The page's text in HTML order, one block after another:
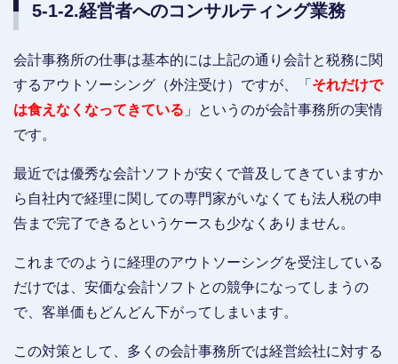
5-1-2.経営者へのコンサルティング業務
会計事務所の仕事は基本的には上記の通り会計と税務に関
するアウトソーシング（外注受け）ですが、「 それだけで
は食えなくなってきている 」というのが会計事務所の実情
です。
最近では優秀な会計ソフトが安くで普及してきていますか
ら自社内で経理に関しての専門家がいなくても法人税の申
告まで完了できるというケースも少なくありません。
これまでのように経理のアウトソーシングを受注している
だけでは、安価な会計ソフトとの競争になってしまうの
で、客単価もどんどん下がってしまいます。
この対策として、多くの会計事務所では経営絵社に対する